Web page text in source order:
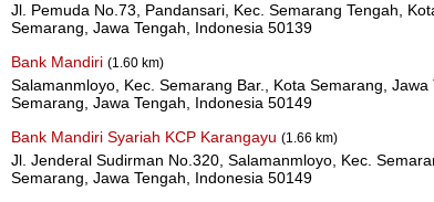
Jl. Pemuda No.73, Pandansari, Kec. Semarang Tengah,
Semarang, Jawa Tengah, Indonesia 50139
Bank Mandiri (1.60 km)
Salamanmloyo, Kec. Semarang Bar., Kota Semarang, Jawa
Semarang, Jawa Tengah, Indonesia 50149
Bank Mandiri Syariah KCP Karangayu (1.66 km)
Jl. Jenderal Sudirman No.320, Salamanmloyo, Kec.
Semarang, Jawa Tengah, Indonesia 50149